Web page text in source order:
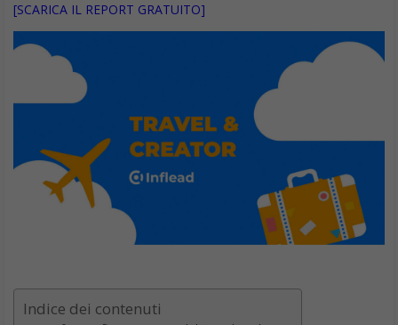
[SCARICA IL REPORT GRATUITO]
Indice dei contenuti